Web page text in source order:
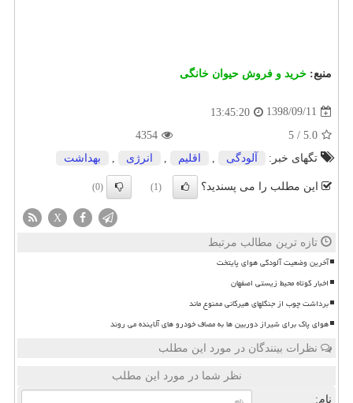
منبع: خرید و فروش حیوان خانگی
1398/09/11
13:45:20
5.0
/
5
4354
تگهای خبر:
آلودگی اقلیم انرژی بهداشت
این مطلب را می پسندید؟ (1)
(0)
X
تازه ترین مطالب مرتبط
آخرین وضعیت آلودگی هوای پایتخت
اخبار کوتاه محیط زیستی اصفهان
برداشت چوب از جنگلهای هیرکانی ممنوع ماند
هوای پاک برای شیراز دوربین ها به مصاف خودرو های آلاینده می روند
نظرات بینندگان در مورد این مطلب
نظر شما در مورد این مطلب
نام: